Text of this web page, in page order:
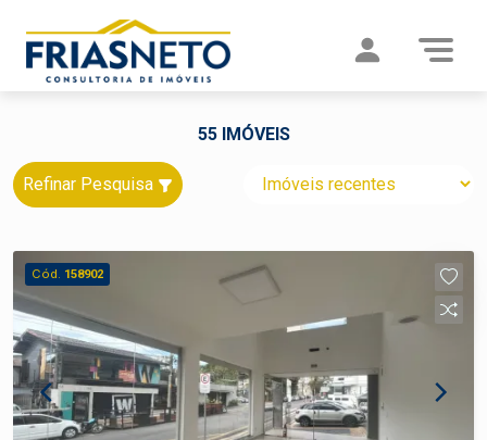
55 IMÓVEIS
Refinar Pesquisa
Cód. 158902